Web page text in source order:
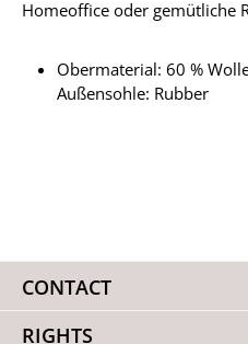
Homeoffice oder gemütliche
Obermaterial: 60 %
Außensohle: Rubber
CONTACT
RIGHTS